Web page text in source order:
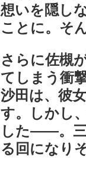
想いを隠し
ことに。そ
さらに佐槻
てしまう衝
沙田は、彼
す。しかし
した――。三
る回になり